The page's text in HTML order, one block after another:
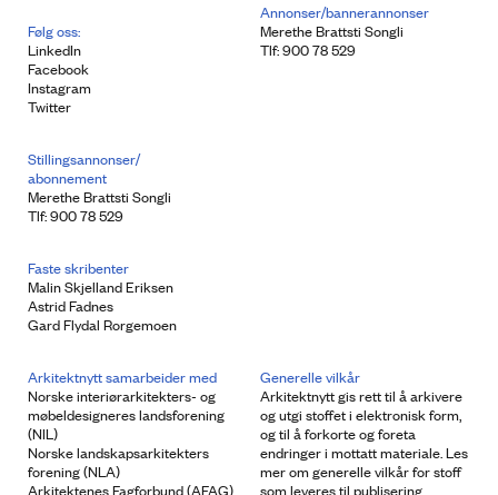
Følg oss:
LinkedIn
Facebook
Instagram
Twitter
Annonser/bannerannonser
Merethe Brattsti Songli
Tlf: 900 78 529
Stillingsannonser/
abonnement
Merethe Brattsti Songli
Tlf: 900 78 529
Faste skribenter
Malin Skjelland Eriksen
Astrid Fadnes
Gard Flydal Rorgemoen
Arkitektnytt samarbeider med
Norske interiørarkitekters- og
møbeldesigneres landsforening
(NIL)
Norske landskapsarkitekters
forening (NLA)
Arkitektenes Fagforbund (AFAG)
Generelle vilkår
Arkitektnytt gis rett til å arkivere
og utgi stoffet i elektronisk form,
og til å forkorte og foreta
endringer i mottatt materiale. Les
mer om generelle vilkår for stoff
som leveres til publisering.